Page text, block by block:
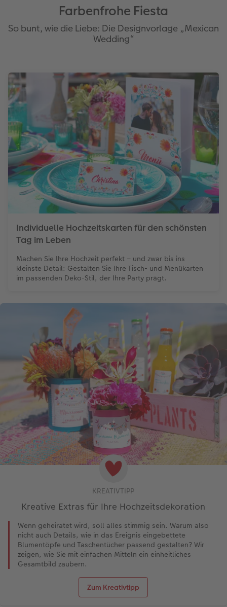
Farbenfrohe Fiesta
So bunt, wie die Liebe: Die Designvorlage „Mexican
Wedding“
Individuelle Hochzeitskarten für den schönsten
Tag im Leben
Machen Sie Ihre Hochzeit perfekt – und zwar bis ins
kleinste Detail: Gestalten Sie Ihre Tisch- und Menükarten
im passenden Deko-Stil, der Ihre Party prägt.
KREATIVTIPP
Kreative Extras für Ihre Hochzeitsdekoration
Wenn geheiratet wird, soll alles stimmig sein. Warum also
nicht auch Details, wie in das Ereignis eingebettete
Blumentöpfe und Taschentücher passend gestalten? Wir
zeigen, wie Sie mit einfachen Mitteln ein einheitliches
Gesamtbild zaubern.
Zum Kreativtipp